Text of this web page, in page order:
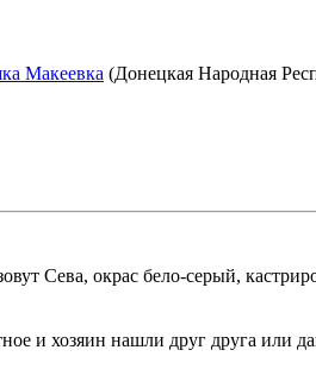
Макеевка (Донецкая Народная
Сева, окрас бело-серый,